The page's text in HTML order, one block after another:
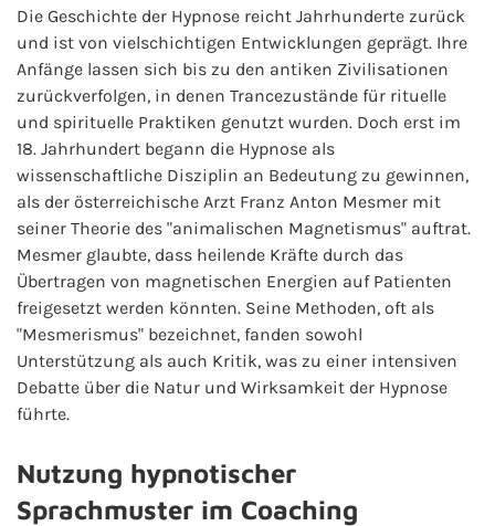
Die Geschichte der Hypnose reicht Jahrhunderte zurück
und ist von vielschichtigen Entwicklungen geprägt. Ihre
Anfänge lassen sich bis zu den antiken Zivilisationen
zurückverfolgen, in denen Trancezustände für rituelle
und spirituelle Praktiken genutzt wurden. Doch erst im
18. Jahrhundert begann die Hypnose als
wissenschaftliche Disziplin an Bedeutung zu gewinnen,
als der österreichische Arzt Franz Anton Mesmer mit
seiner Theorie des "animalischen Magnetismus" auftrat.
Mesmer glaubte, dass heilende Kräfte durch das
Übertragen von magnetischen Energien auf Patienten
freigesetzt werden könnten. Seine Methoden, oft als
"Mesmerismus" bezeichnet, fanden sowohl
Unterstützung als auch Kritik, was zu einer intensiven
Debatte über die Natur und Wirksamkeit der Hypnose
führte.
Nutzung hypnotischer
Sprachmuster im Coaching